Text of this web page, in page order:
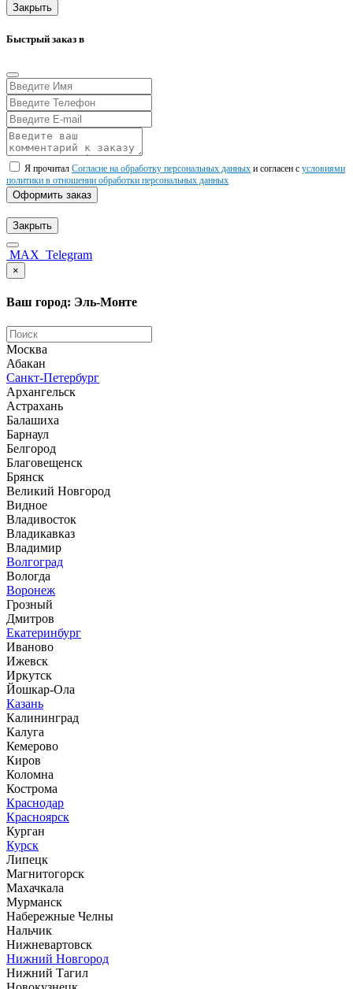
Закрыть
Быстрый заказ в
Я прочитал Согласие на обработку персональных данных и согласен с условиями
политики в отношении обработки персональных данных
Оформить заказ
Закрыть
MAX Telegram
×
Ваш город: Эль-Монте
Москва
Абакан
Санкт-Петербург
Архангельск
Астрахань
Балашиха
Барнаул
Белгород
Благовещенск
Брянск
Великий Новгород
Видное
Владивосток
Владикавказ
Владимир
Волгоград
Вологда
Воронеж
Грозный
Дмитров
Екатеринбург
Иваново
Ижевск
Иркутск
Йошкар-Ола
Казань
Калининград
Калуга
Кемерово
Киров
Коломна
Кострома
Краснодар
Красноярск
Курган
Курск
Липецк
Магнитогорск
Махачкала
Мурманск
Набережные Челны
Нальчик
Нижневартовск
Нижний Новгород
Нижний Тагил